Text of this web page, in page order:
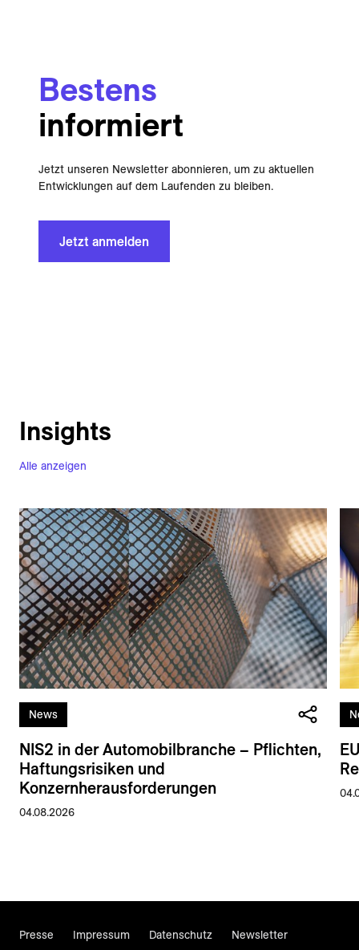
Bestens
informiert
Jetzt unseren Newsletter abonnieren, um zu aktuellen
Entwicklungen auf dem Laufenden zu bleiben.
Jetzt anmelden
Alle anzeigen
Insights
News
NIS2 in der Automobilbranche – Pflichten,
Haftungsrisiken und
Konzernherausforderungen
04.08.2026
Presse Impressum Datenschutz Newsletter